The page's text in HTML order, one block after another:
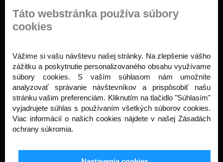
O nás
Reklamácie
Obchodné podmienky
Kontakt
Kontaktné informácie
Táto webstránka používa súbory
cookies
Vážime si vašu návštevu našej stránky. Na zlepšenie vášho
zážitku a poskytnutie personalizovaného obsahu využívame
súbory cookies. S vaším súhlasom nám umožníte
analyzovať správanie návštevníkov a prispôsobiť našu
stránku vašim preferenciám. Kliknutím na tlačidlo "Súhlasím"
vyjadrujete súhlas s používaním všetkých súborov cookies.
Viac informácií o našich cookies nájdete v našej Zásadách
ochrany súkromia.